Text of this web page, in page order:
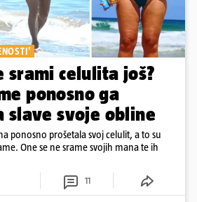
srami celulita još?
ponosno ga
slave svoje obline
ponosno prošetala svoj celulit, a to su
One se ne srame svojih mana te ih
11